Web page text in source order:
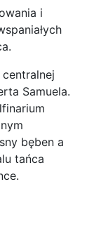
i
Samuela.
bęben a
tańca